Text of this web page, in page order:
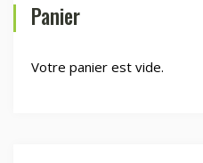
Panier
Votre panier est vide.